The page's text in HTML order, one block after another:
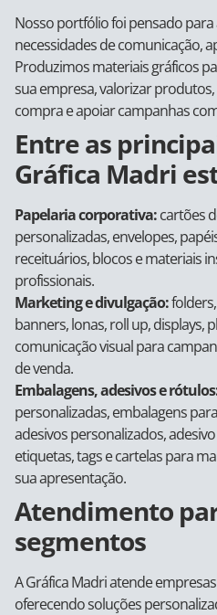
Nosso portfólio foi pensado
necessidades de comunicação,
Produzimos materiais gráficos
sua empresa, valorizar
compra e apoiar campanhas
Entre as
Gráfica Madri
Papelaria corporativa:cartões
personalizadas, envelopes,
receituários, blocos e materiais
profissionais.
Marketing e divulgação:
banners, lonas, roll up, displays,
comunicação visual para
de venda.
Embalagens, adesivos e
personalizadas, embalagens
adesivos personalizados,
etiquetas, tags e cartelas para
sua apresentação.
Atendimento
segmentos
A Gráfica Madri atende
oferecendo soluções